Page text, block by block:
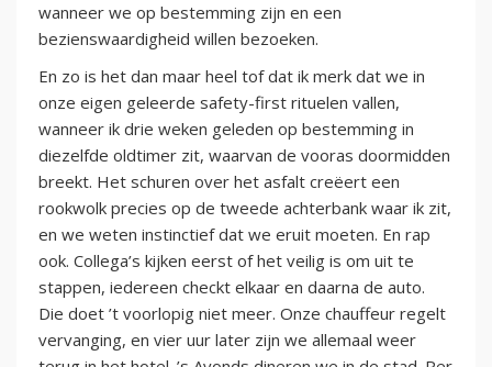
wanneer we op bestemming zijn en een
bezienswaardigheid willen bezoeken.
En zo is het dan maar heel tof dat ik merk dat we in
onze eigen geleerde safety-first rituelen vallen,
wanneer ik drie weken geleden op bestemming in
diezelfde oldtimer zit, waarvan de vooras doormidden
breekt. Het schuren over het asfalt creëert een
rookwolk precies op de tweede achterbank waar ik zit,
en we weten instinctief dat we eruit moeten. En rap
ook. Collega’s kijken eerst of het veilig is om uit te
stappen, iedereen checkt elkaar en daarna de auto.
Die doet ’t voorlopig niet meer. Onze chauffeur regelt
vervanging, en vier uur later zijn we allemaal weer